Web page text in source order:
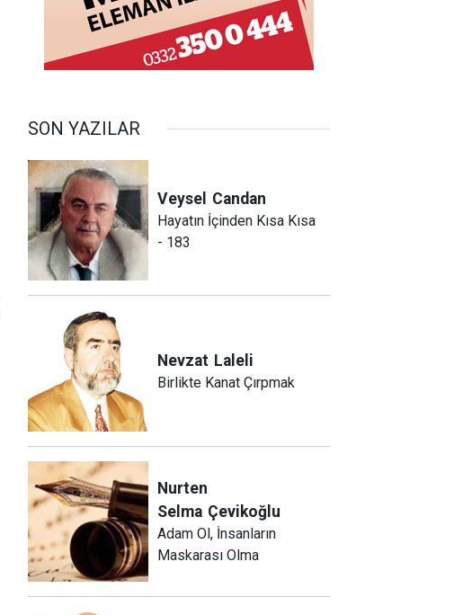
SON YAZILAR
Veysel Candan
Hayatın İçinden Kısa Kısa
- 183
Nevzat Laleli
Birlikte Kanat Çırpmak
Nurten
Selma Çevikoğlu
Adam Ol, İnsanların
Maskarası Olma